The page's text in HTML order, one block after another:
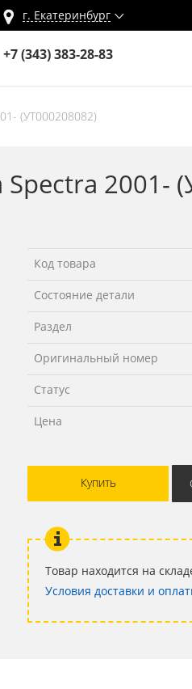
г. Екатеринбург
+7 (343) 383-28-83
(УТ000208082)
2001-
Код товара
Состояние детали
Раздел
Оригинальный номер
Статус
Цена
Купить
Товар находится на
Условия доставки и